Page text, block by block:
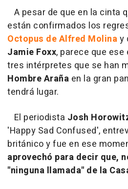
A pesar de que en la cinta
están confirmados los
Octopus de Alfred Molinay
Jamie Foxx, parece que
tres intérpretes que se han
Hombre Araña en la gran
tendrá lugar.
El periodista Josh
'Happy Sad Confused',
británico y fue en ese
aprovechó para decir que,
"ninguna llamada" de la